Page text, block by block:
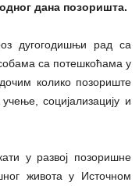
дана позоришта.
дугогодишњи рад са
са потешкоћама у
колико позориште
социјализацију и
у развој позоришне
живота у Источном